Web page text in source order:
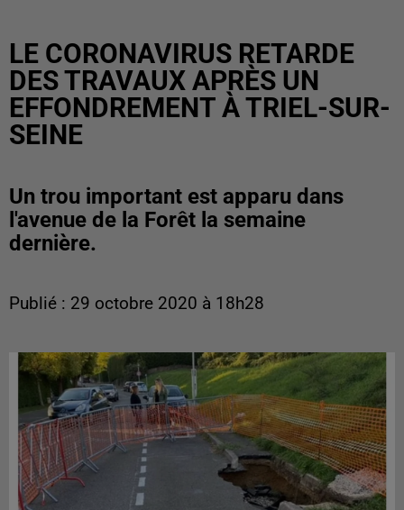
LE CORONAVIRUS RETARDE
DES TRAVAUX APRÈS UN
EFFONDREMENT À TRIEL-SUR-
SEINE
Un trou important est apparu dans
l'avenue de la Forêt la semaine
dernière.
Publié : 29 octobre 2020 à 18h28